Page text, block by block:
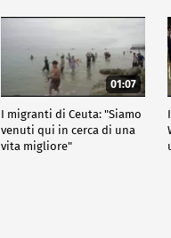
01:07
I migranti di Ceuta: "Siamo
venuti qui in cerca di una
vita migliore"